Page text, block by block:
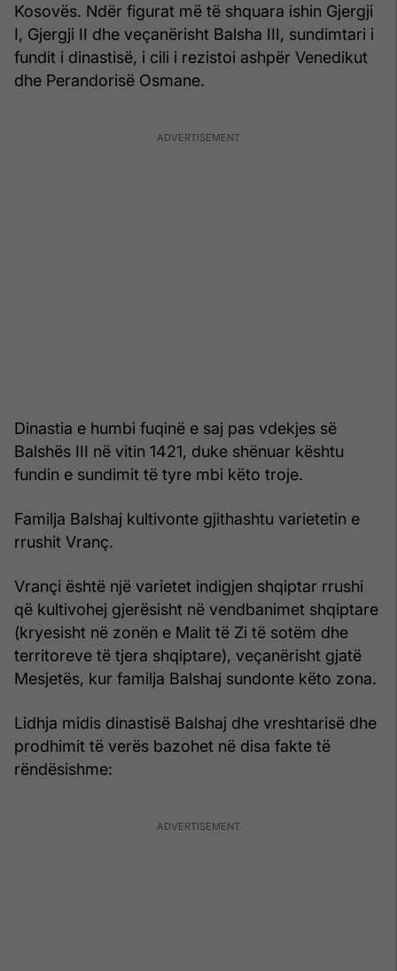
Kosovës. Ndër figurat më të shquara ishin Gjergji
I, Gjergji II dhe veçanërisht Balsha III, sundimtari i
fundit i dinastisë, i cili i rezistoi ashpër Venedikut
dhe Perandorisë Osmane.
Dinastia e humbi fuqinë e saj pas vdekjes së
Balshës III në vitin 1421, duke shënuar kështu
fundin e sundimit të tyre mbi këto troje.
Familja Balshaj kultivonte gjithashtu varietetin e
rrushit Vranç.
Vrançi është një varietet indigjen shqiptar rrushi
që kultivohej gjerësisht në vendbanimet shqiptare
(kryesisht në zonën e Malit të Zi të sotëm dhe
territoreve të tjera shqiptare), veçanërisht gjatë
Mesjetës, kur familja Balshaj sundonte këto zona.
Lidhja midis dinastisë Balshaj dhe vreshtarisë dhe
prodhimit të verës bazohet në disa fakte të
rëndësishme: